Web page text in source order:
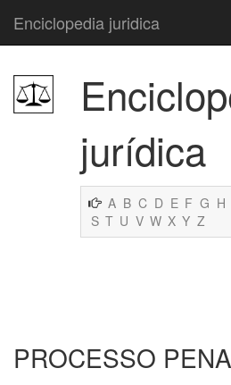
Enciclopedia juridica
jurídica
A B C D E F G H
S T U V W X Y Z
PROCESSO